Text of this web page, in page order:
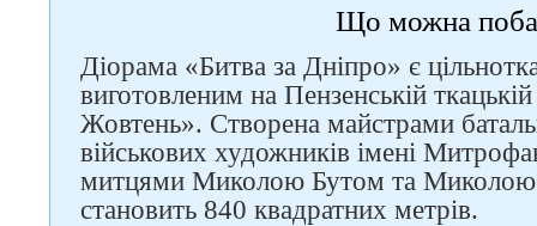
Що можна
Діорама «Битва за Дніпро» є
виготовленим на Пензенській
Жовтень». Створена майстрами
військових художників імені
митцями Миколою Бутом та Миколою
становить 840 квадратних метрів.
Слідкуйте за нами в
соцмережах